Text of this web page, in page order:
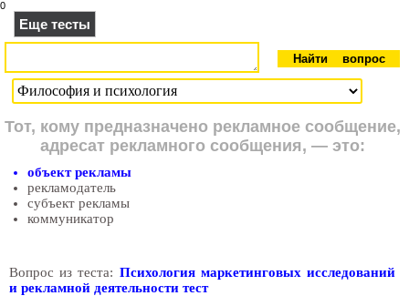
0
Еще тесты
Тот, кому предназначено рекламное сообщение,
адресат рекламного сообщения, — это:
объект рекламы
рекламодатель
субъект рекламы
коммуникатор
Вопрос из теста: Психология маркетинговых исследований
и рекламной деятельности тест